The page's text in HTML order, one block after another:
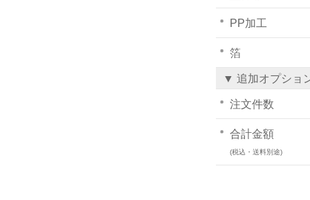
PP加工
箔
▼ 追加オプショ
注文件数
合計金額
(税込・送料別途)